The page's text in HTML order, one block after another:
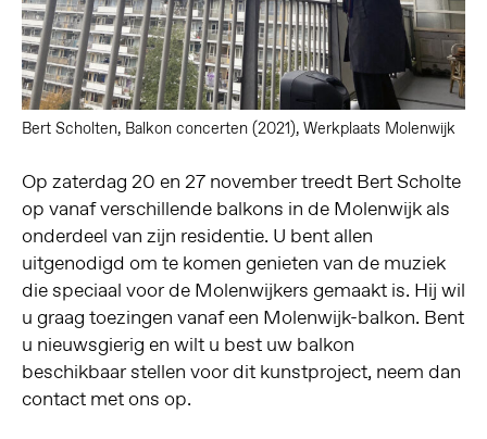
Bert Scholten, Balkon concerten (2021), Werkplaats Molenwijk
Op zaterdag 20 en 27 november treedt Bert Scholte
op vanaf verschillende balkons in de Molenwijk als
onderdeel van zijn residentie. U bent allen
uitgenodigd om te komen genieten van de muziek
die speciaal voor de Molenwijkers gemaakt is. Hij wil
u graag toezingen vanaf een Molenwijk-balkon. Bent
u nieuwsgierig en wilt u best uw balkon
beschikbaar stellen voor dit kunstproject, neem dan
contact met ons op.